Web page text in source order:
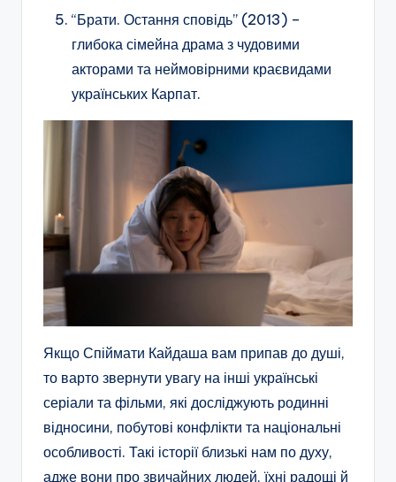
“Брати. Остання сповідь” (2013) –
глибока сімейна драма з чудовими
акторами та неймовірними краєвидами
українських Карпат.
Якщо Спіймати Кайдаша вам припав до душі,
то варто звернути увагу на інші українські
серіали та фільми, які досліджують родинні
відносини, побутові конфлікти та національні
особливості. Такі історії близькі нам по духу,
адже вони про звичайних людей, їхні радощі й